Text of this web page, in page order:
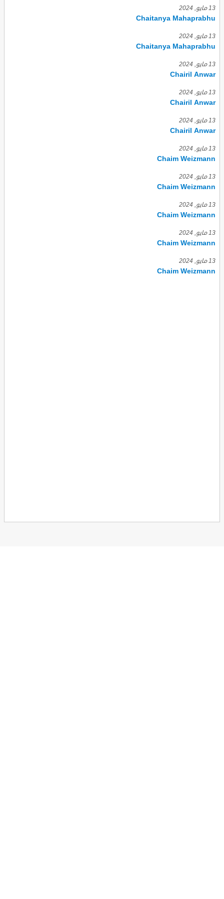
13 مايو, 2024
Chaitanya Mahaprabhu
13 مايو, 2024
Chaitanya Mahaprabhu
13 مايو, 2024
Chairil Anwar
13 مايو, 2024
Chairil Anwar
13 مايو, 2024
Chairil Anwar
13 مايو, 2024
Chaim Weizmann
13 مايو, 2024
Chaim Weizmann
13 مايو, 2024
Chaim Weizmann
13 مايو, 2024
Chaim Weizmann
13 مايو, 2024
Chaim Weizmann